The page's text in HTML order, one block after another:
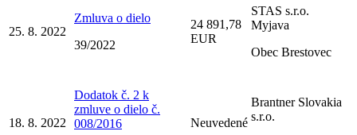
25. 8. 2022
Zmluva o dielo
39/2022
24 891,78
EUR
STAS s.r.o.
Myjava
Obec Brestovec
18. 8. 2022
Dodatok č. 2 k
zmluve o dielo č.
008/2016
Neuvedené
Brantner Slovakia
s.r.o.